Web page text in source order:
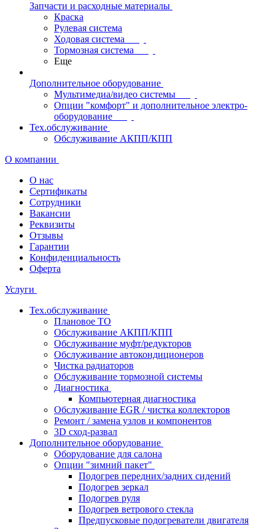
Запчасти и расходные материалы
Краска
Рулевая система
Ходовая система
Тормозная система
Еще
Дополнительное оборудование
Мультимедиа/видео системы
Опции "комфорт" и дополнительное электро-
оборудование
Тех.обслуживание
Обслуживание АКПП/КПП
О компании
О нас
Сертификаты
Сотрудники
Вакансии
Реквизиты
Отзывы
Гарантии
Конфиденциальность
Оферта
Услуги
Тех.обслуживание
Плановое ТО
Обслуживание АКПП/КПП
Обслуживание муфт/редукторов
Обслуживание автокондиционеров
Чистка радиаторов
Обслуживание тормозной системы
Диагностика
Компьютерная диагностика
Обслуживание EGR / чистка коллекторов
Ремонт / замена узлов и компонентов
3D сход-развал
Дополнительное оборудование
Оборудование для салона
Опции "зимний пакет"
Подогрев передних/задних сидений
Подогрев зеркал
Подогрев руля
Подогрев ветрового стекла
Предпусковые подогреватели двигателя